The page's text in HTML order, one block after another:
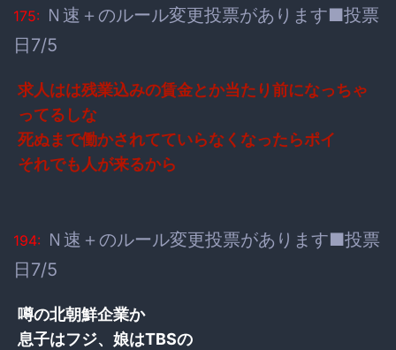
175: Ｎ速＋のルール変更投票があります■投票
日7/5
求人はは残業込みの賃金とか当たり前になっちゃ
ってるしな
死ぬまで働かされてていらなくなったらポイ
それでも人が来るから
194: Ｎ速＋のルール変更投票があります■投票
日7/5
噂の北朝鮮企業か
息子はフジ、娘はTBSの